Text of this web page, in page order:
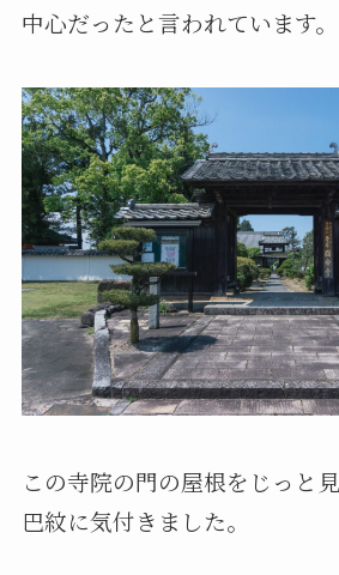
中心だったと言われています。
この寺院の門の屋根をじっと
巴紋に気付きました。